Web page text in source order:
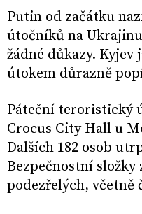
Putin od začátku
útočníků na
žádné důkazy.
útokem důrazně
Páteční teroristický
Crocus City Hall u
Dalších 182 osob
Bezpečnostní složky
podezřelých, včetně